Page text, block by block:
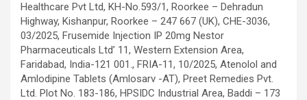
Healthcare Pvt Ltd, KH-No.593/1, Roorkee – Dehradun
Highway, Kishanpur, Roorkee – 247 667 (UK), CHE-3036,
03/2025, Frusemide Injection IP 20mg Nestor
Pharmaceuticals Ltd’ 11, Western Extension Area,
Faridabad, India-121 001., FRIA-11, 10/2025, Atenolol and
Amlodipine Tablets (Amlosarv -AT), Preet Remedies Pvt.
Ltd. Plot No. 183-186, HPSIDC Industrial Area, Baddi – 173